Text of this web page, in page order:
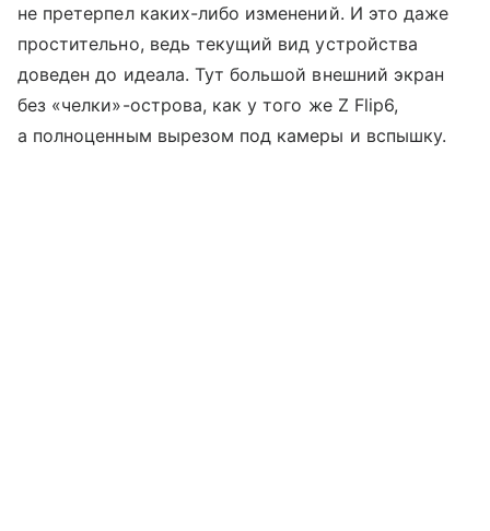
не претерпел каких-либо изменений. И это даже
простительно, ведь текущий вид устройства
доведен до идеала. Тут большой внешний экран
без «челки»-острова, как у того же Z Flip6,
а полноценным вырезом под камеры и вспышку.